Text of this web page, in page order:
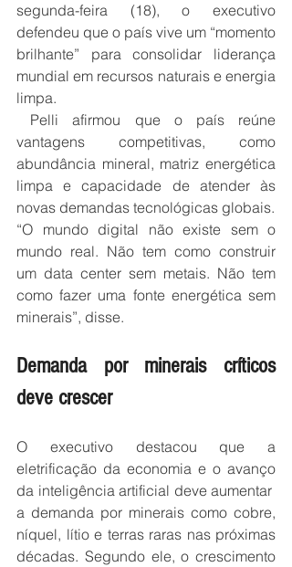
segunda-feira (18), o executivo
defendeu que o país vive um “momento
brilhante” para consolidar liderança
mundial em recursos naturais e energia
limpa.
Pelli afirmou que o país reúne
vantagens competitivas, como
abundância mineral, matriz energética
limpa e capacidade de atender às
novas demandas tecnológicas globais.
“O mundo digital não existe sem o
mundo real. Não tem como construir
um data center sem metais. Não tem
como fazer uma fonte energética sem
minerais”, disse.
Demanda por minerais críticos
deve crescer
O executivo destacou que a
eletrificação da economia e o avanço
da inteligência artificial deve aumentar
a demanda por minerais como cobre,
níquel, lítio e terras raras nas próximas
décadas. Segundo ele, o crescimento